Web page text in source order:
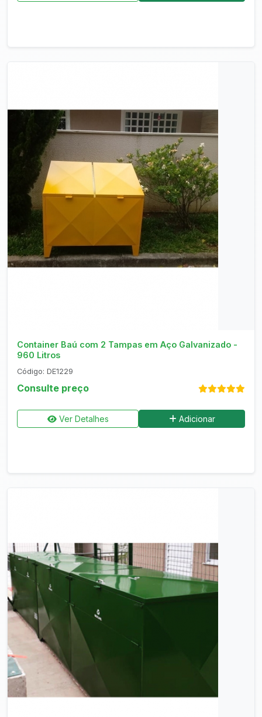
Container Baú com 2 Tampas em Aço Galvanizado -
960 Litros
Código: DE1229
Consulte preço
Ver Detalhes Adicionar